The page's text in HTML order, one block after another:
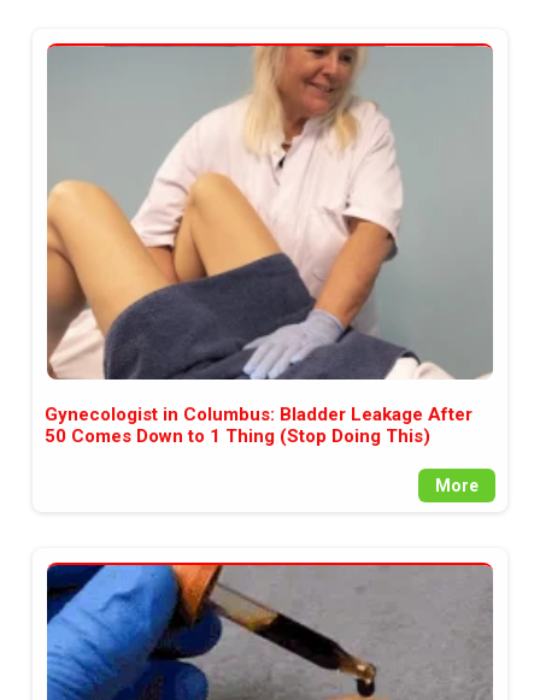
Gynecologist in Columbus: Bladder Leakage After
50 Comes Down to 1 Thing (Stop Doing This)
More